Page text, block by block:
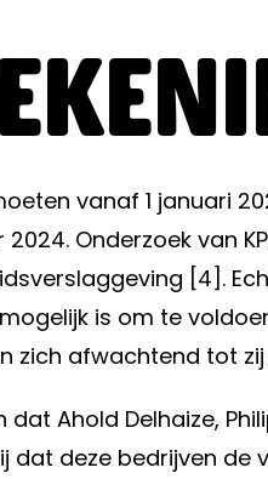
vanaf 1 januari
Onderzoek van
[4].
is om te
zich afwachtend tot
dat Ahold Delhaize,
dat deze bedrijven